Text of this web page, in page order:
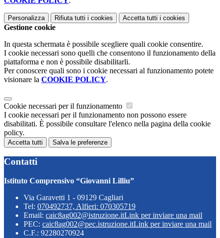
Personalizza Rifiuta tutti i cookies Accetta tutti i cookies
Gestione cookie
In questa schermata è possibile scegliere quali cookie consentire.
I cookie necessari sono quelli che consentono il funzionamento della
piattaforma e non è possibile disabilitarli.
Per conoscere quali sono i cookie necessari al funzionamento potete
visionare la COOKIE POLICY.
Cookie necessari per il funzionamento
I cookie necessari per il funzionamento non possono essere
disabilitati. È possibile consultare l'elenco nella pagina della cookie
policy.
Accetta tutti Salva le preferenze
Contatti
Istituto Comprensivo “Giovanni Lilliu”
Via Garavetti 1 - 09129 Cagliari
Tel: 070492737, Alfieri: 070305719
Email: caic8ag002@istruzione.itLink per inviare una mail
PEC: caic8ag002@pec.istruzione.itLink per inviare una mail
C.F.: 92280270924